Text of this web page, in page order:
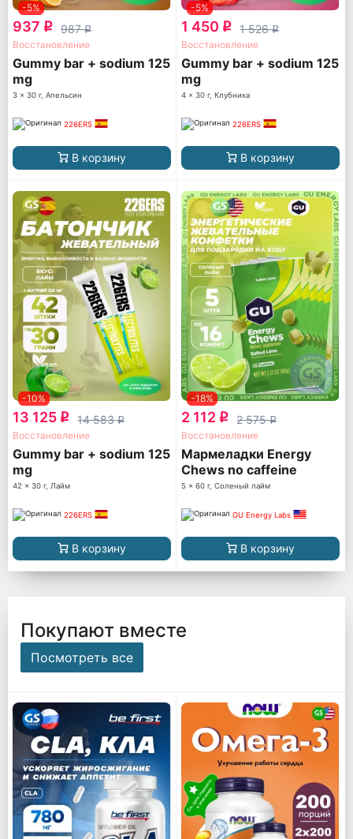
-5%
937 q 987q
Восстановление
Gummy bar + sodium 125
mg
3 x 30 г, Апельсин
226ERS
В корзину
-5%
1 450 q 1 526q
Восстановление
Gummy bar + sodium 125
mg
4 x 30 г, Клубника
226ERS
В корзину
-10%
13 125 q 14 583q
Восстановление
Gummy bar + sodium 125
mg
42 x 30 г, Лайм
226ERS
В корзину
-18%
2 112 q 2 575q
Восстановление
Мармеладки Energy
Chews no caffeine
5 x 60 г, Соленый лайм
GU Energy Labs
В корзину
Покупают вместе
Посмотреть все